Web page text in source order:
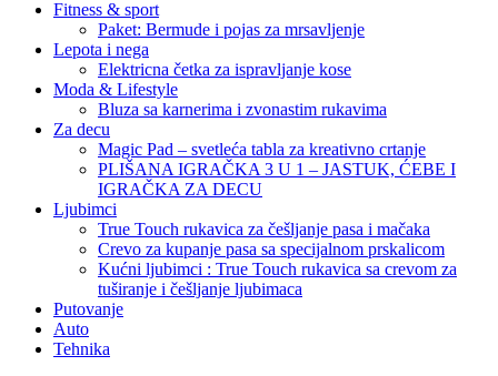
Fitness & sport
Paket: Bermude i pojas za mrsavljenje
Lepota i nega
Elektricna četka za ispravljanje kose
Moda & Lifestyle
Bluza sa karnerima i zvonastim rukavima
Za decu
Magic Pad – svetleća tabla za kreativno crtanje
PLIŠANA IGRAČKA 3 U 1 – JASTUK, ĆEBE I
IGRAČKA ZA DECU
Ljubimci
True Touch rukavica za češljanje pasa i mačaka
Crevo za kupanje pasa sa specijalnom prskalicom
Kućni ljubimci : True Touch rukavica sa crevom za
tuširanje i češljanje ljubimaca
Putovanje
Auto
Tehnika